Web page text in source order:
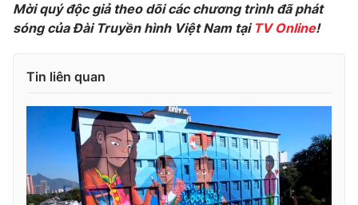
VTV Sức khoẻ Bất động sản
VTV4 Vươn mình bằng AI
VTV9 VTV8
Liên hệ tòa soạn English
Mời quý độc giả theo dõi các chương trình đã phát
sóng của Đài Truyền hình Việt Nam tại TV Online!
Tin liên quan